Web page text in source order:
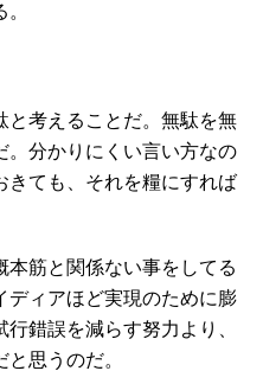
考えることだ。無駄を無
。分かりにくい言い方なの
きても、それを糧にすれば
筋と関係ない事をしてる
ディアほど実現のために膨
錯誤を減らす努力より、
思うのだ。